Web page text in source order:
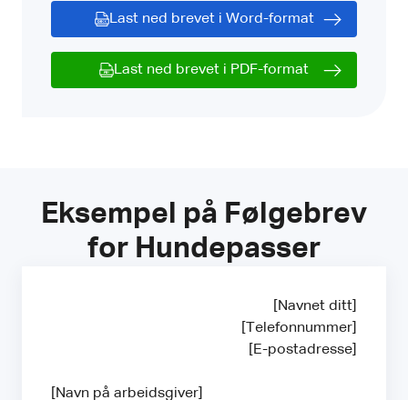
Last ned brevet i Word-format
Last ned brevet i PDF-format
Eksempel på Følgebrev
for Hundepasser
[Navnet ditt]
[Telefonnummer]
[E-postadresse]
[Navn på arbeidsgiver]